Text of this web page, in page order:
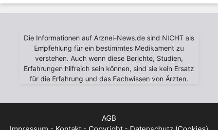
Die Informationen auf Arznei-News.de sind NICHT als
Empfehlung für ein bestimmtes Medikament zu
verstehen. Auch wenn diese Berichte, Studien,
Erfahrungen hilfreich sein können, sind sie kein Ersatz
für die Erfahrung und das Fachwissen von Ärzten.
AGB